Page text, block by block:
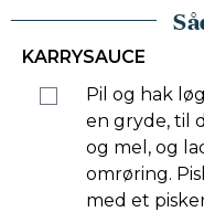
KARRYSAUCE
Pil og hak
en gryde, til
og mel, og
omrøring.
med et